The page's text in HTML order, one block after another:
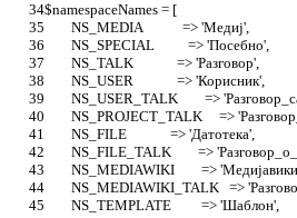
$namespaceNames = [
	NS_MEDIA            => 'Медиј',
	NS_SPECIAL          => 'Посебно',
	NS_TALK             => 'Разговор',
	NS_USER             => 'Корисник',
NS_USER_TALK        =>
NS_PROJECT_TALK     =>
	NS_FILE             => 'Датотека',
NS_FILE_TALK        =>
NS_MEDIAWIKI        =>
NS_MEDIAWIKI_TALK   =>
	NS_TEMPLATE         => 'Шаблон',